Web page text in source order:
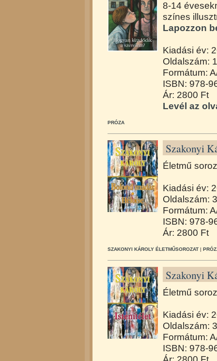
8-14
színes
Lapozzon
Kiadási év:
Oldalszám:
Formátum:
ISBN: 978-
Ár: 2800 Ft
Levél az
PRÓZA
Szakonyi
Életmű
Kiadási év:
Oldalszám:
Formátum:
ISBN: 978-
Ár: 2800 Ft
SZAKONYI KÁROLY ÉLETMŰSOROZAT |
Szakonyi
Életmű
Kiadási év:
Oldalszám:
Formátum:
ISBN: 978-